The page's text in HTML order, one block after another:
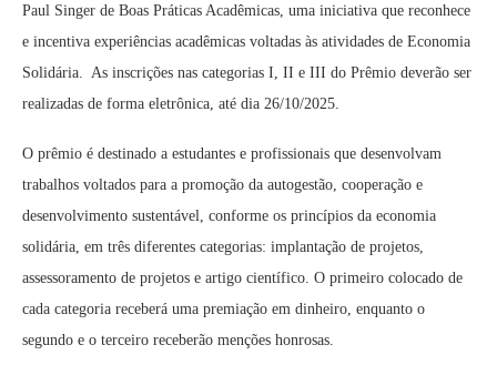
Paul Singer de Boas Práticas Acadêmicas, uma iniciativa que reconhece
e incentiva experiências acadêmicas voltadas às atividades de Economia
Solidária. As inscrições nas categorias I, II e III do Prêmio deverão ser
realizadas de forma eletrônica, até dia 26/10/2025.
O prêmio é destinado a estudantes e profissionais que desenvolvam
trabalhos voltados para a promoção da autogestão, cooperação e
desenvolvimento sustentável, conforme os princípios da economia
solidária, em três diferentes categorias: implantação de projetos,
assessoramento de projetos e artigo científico. O primeiro colocado de
cada categoria receberá uma premiação em dinheiro, enquanto o
segundo e o terceiro receberão menções honrosas.